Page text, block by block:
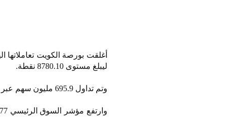
ليبلغ مستوى 8780.10 نقطة.
وتم تداول 695.9 مليون سهم عبر 33042 صفقة نقدية بقيمة 126.4 مليون دينار.